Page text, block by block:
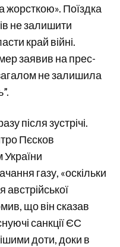
жорсткою». Поїздка
не залишити
край війні.
заявив на прес-
не залишила
після зустрічі.
Пєсков
України
газу, «оскільки
що він сказав
санкції ЄС
доти, доки в